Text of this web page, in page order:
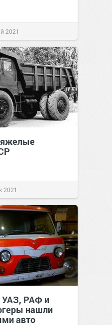
2021
2021
УАЗ, РАФ и
нашли
авто